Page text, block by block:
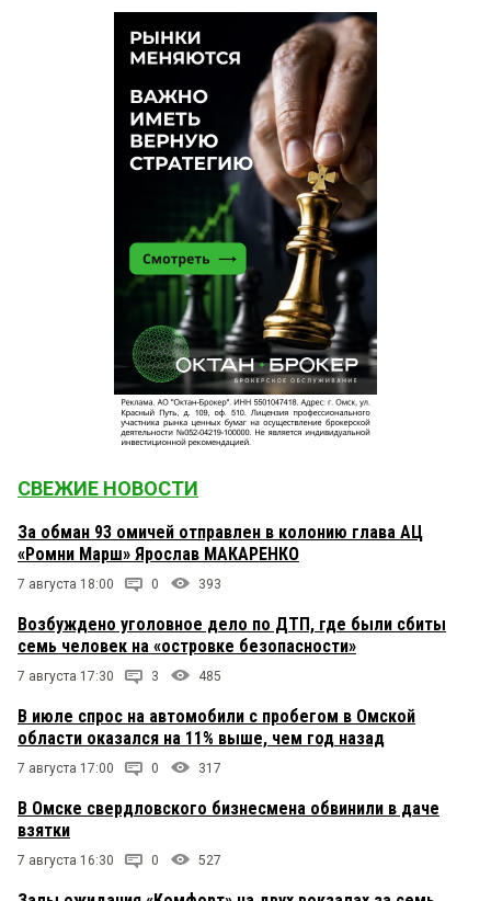
СВЕЖИЕ НОВОСТИ
За обман 93 омичей отправлен в колонию глава АЦ
«Ромни Марш» Ярослав МАКАРЕНКО
7 августа 18:00 0 393
Возбуждено уголовное дело по ДТП, где были сбиты
семь человек на «островке безопасности»
7 августа 17:30 3 485
В июле спрос на автомобили с пробегом в Омской
области оказался на 11% выше, чем год назад
7 августа 17:00 0 317
В Омске свердловского бизнесмена обвинили в даче
взятки
7 августа 16:30 0 527